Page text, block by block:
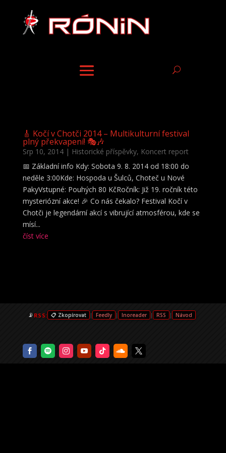
🎸 Kočí v Chotči 2014 – Multikulturní festival
plný překvapení! 🎭🎶
Srp 10, 2014| Historické příspěvky, Koncert report
📅 Základní info Kdy: Sobota 9. 8. 2014 od 18:00 do
neděle 3:00Kde: Hospoda u Šulců, Choteč u Nové
PakyVstupné: Pouhých 80 KčRočník: Již 19. ročník této
mysteriózní akce! 🎉 Co nás čekalo? Festival Kočí v
Chotči je legendární akcí s vibrující atmosférou, kde se
mísí...
číst více
📡 RSS: 📋 Zkopírovat | Feedly | Inoreader | RSS | Návod